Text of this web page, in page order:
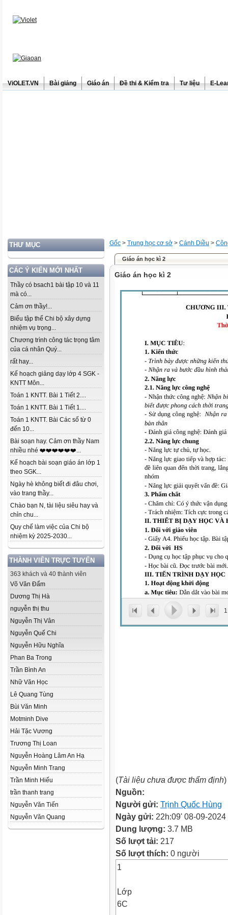
ViOLET.VN Bài giảng Giáo án Đề thi & Kiểm tra Tư liệu E-
THƯ MỤC
CÁC Ý KIẾN MỚI NHẤT
Thầy có bsach1 bài tập 10 và 11
mà có...
Cảm ơn thầy!...
Biểu tập thể Chi bộ xây dựng
nhiệm vụ trọng...
Chương trình công tác trọng tâm
của cá nhân Quý...
rất hay...
Kế hoạch giảng dạy lớp 4 SGK -
KNTT Môn...
Toán 1 KNTT. Bài 1 Tiết 2....
Toán 1 KNTT. Bài 1 Tiết 1....
Toán 1 KNTT. Bài Các số từ 0
đến 10...
Bài soạn hay. Cảm ơn thầy Nam
nhiều nhé ❤️❤️❤️❤️❤️❤️...
Kế hoạch bài soạn giáo án lớp 1
theo SGK...
Ngày hè không biết đi đâu chơi,
vào trang thầy...
Chào bạn N, tài liệu siêu hay và
chỉn chu...
Quy chế làm việc của Chi bộ
nhiệm kỳ 2025-2030...
THÀNH VIÊN TRỰC TUYẾN
363 khách và 40 thành viên
Võ Văn Đẩm
Dương Thị Hà
nguyễn thị thu
Nguyễn Thị Vân
Nguyễn Quế Chi
Nguyễn Hữu Nghĩa
Phan Ba Trong
Trần Bình An
Nhữ Văn Học
Lê Quang Tùng
Bùi Văn Minh
Motminh Dive
Hải Tặc Vương
Trương Thị Loan
Nguyễn Hoàng Lâm An Hạ
Nguyễn Minh Trang
Trần Minh Hiếu
trần thanh trang
Nguyễn Văn Tiến
Nguyễn Văn Quang
Gốc > Trung học cơ sở > Cánh Diều >
Giáo án học kì 2
Giáo án học kì 2
1
(Tài liệu chưa được thẩm định)
Nguồn:
Người gửi: Trịnh Quốc Hùng
Ngày gửi: 22h:09' 08-09-2024
Dung lượng: 3.7 MB
Số lượt tải: 217
Số lượt thích: 0 người
1
Lớp
6C